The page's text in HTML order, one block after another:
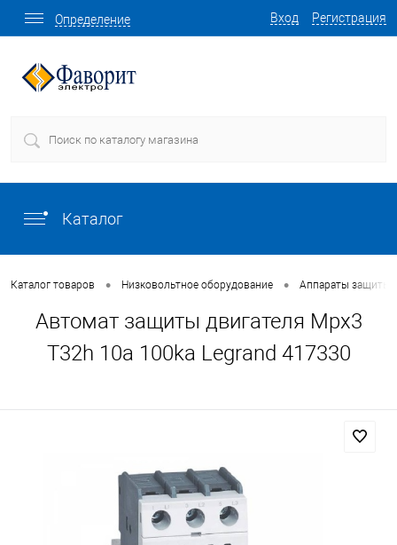
Вход Регистрация
Определение
Каталог
Каталог товаров • Низковольтное оборудование • Аппараты защиты
Автомат защиты двигателя Mpx3
T32h 10a 100ka Legrand 417330